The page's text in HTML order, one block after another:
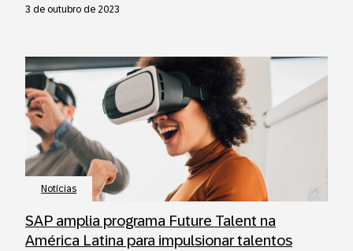
3 de outubro de 2023
Notícias
SAP amplia programa Future Talent na
América Latina para impulsionar talentos